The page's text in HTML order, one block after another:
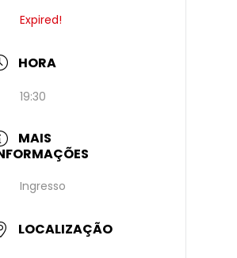
Expired!
HORA
19:30
MAIS
Ingresso
LOCALIZAÇÃO